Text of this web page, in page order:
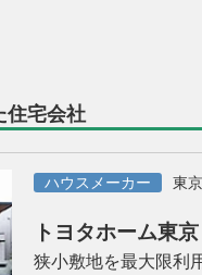
住宅会社
ハウスメーカー 東
トヨタホーム東京
狭小敷地を最大限利